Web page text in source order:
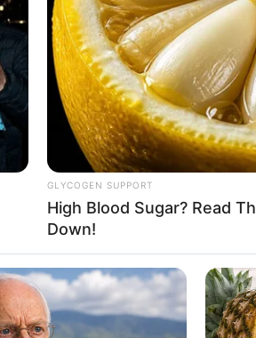
GLYCOGEN SUPPORT
High Blood Sugar? Read
Down!